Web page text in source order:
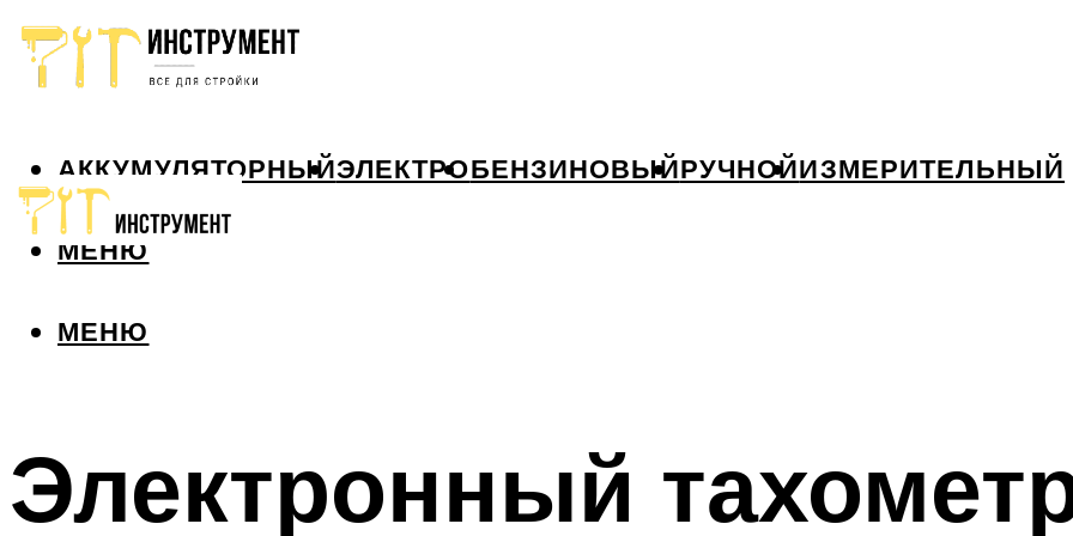
АККУМУЛЯТОРНЫЙЭЛЕКТРОБЕНЗИНОВЫЙРУЧНОЙИЗМЕРИТЕЛЬНЫЙ
МЕНЮ
МЕНЮ
Электронный